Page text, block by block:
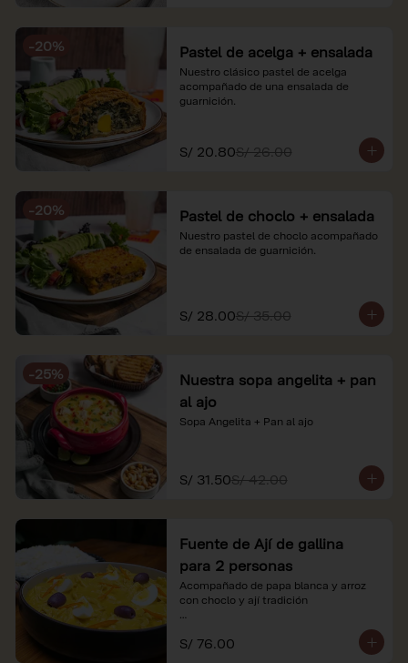
-20% Pastel de acelga + ensalada
Nuestro clásico pastel de acelga
acompañado de una ensalada de
guarnición.
S/ 20.80S/ 26.00
-20% Pastel de choclo + ensalada
Nuestro pastel de choclo acompañado
de ensalada de guarnición.
S/ 28.00S/ 35.00
-25%
Nuestra sopa angelita + pan
al ajo
Sopa Angelita + Pan al ajo
S/ 31.50S/ 42.00
Fuente de Ají de gallina
para 2 personas
Acompañado de papa blanca y arroz
con choclo y ají tradición
*Nuestros precios están expresados en
soles e incluyen impuestos de ley y
S/ 76.00